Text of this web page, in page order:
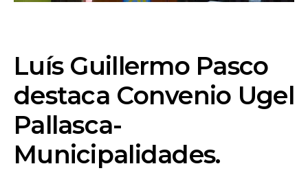
Luís Guillermo Pasco
destaca Convenio Ugel
Pallasca-
Municipalidades.